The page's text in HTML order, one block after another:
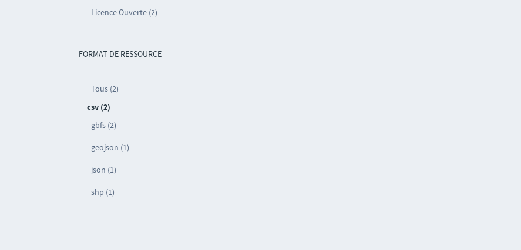
Licence Ouverte (2)
FORMAT DE RESSOURCE
Tous (2)
csv (2)
gbfs (2)
geojson (1)
json (1)
shp (1)